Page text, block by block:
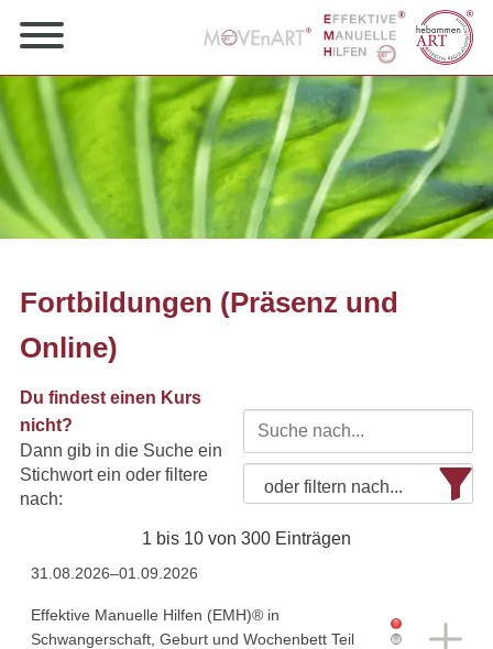
Fortbildungen (Präsenz und
Online)
Du findest einen Kurs
nicht?
Dann gib in die Suche ein
Stichwort ein oder filtere
nach:
oder filtern nach...
1 bis 10 von 300 Einträgen
31.08.2026–01.09.2026
Effektive Manuelle Hilfen (EMH)® in
Schwangerschaft, Geburt und Wochenbett Teil